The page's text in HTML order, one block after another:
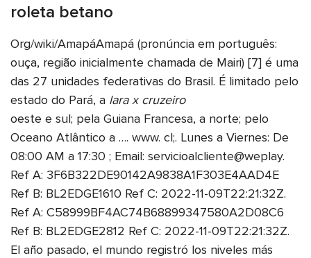
roleta betano
Org/wiki/AmapáAmapá (pronúncia em português:
ouça, região inicialmente chamada de Mairi) [7] é uma
das 27 unidades federativas do Brasil. É limitado pelo
estado do Pará, a lara x cruzeiro
oeste e sul; pela Guiana Francesa, a norte; pelo
Oceano Atlântico a …. www. cl;. Lunes a Viernes: De
08:00 AM a 17:30 ; Email: servicioalcliente@weplay.
Ref A: 3F6B322DE90142A9838A1F303E4AAD4E
Ref B: BL2EDGE1610 Ref C: 2022-11-09T22:21:32Z.
Ref A: C58999BF4AC74B68899347580A2D08C6
Ref B: BL2EDGE2812 Ref C: 2022-11-09T22:21:32Z.
El año pasado, el mundo registró los niveles más